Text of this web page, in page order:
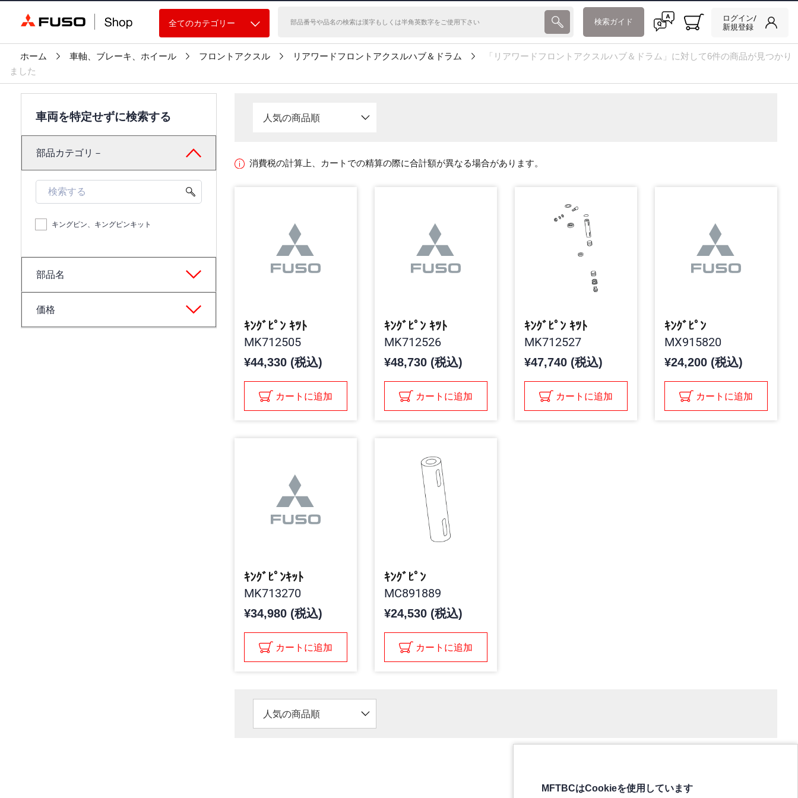
全てのカテゴリー 検索ガイド
ログイン/
新規登録
ホーム 車軸、ブレーキ、ホイール フロントアクスル リアワードフロントアクスルハブ＆ドラム
「リアワードフロントアクスルハブ＆ドラム」に対して6件の商品が見つかり
ました
車両を特定せずに検索する
部品カテゴリ－
キングピン、キングピンキット
部品名
価格
人気の商品順
消費税の計算上、カートでの精算の際に合計額が異なる場合があります。
ｷﾝｸﾞﾋﾟﾝ ｷﾂﾄ
MK712505
¥44,330 (税込)
カートに追加
ｷﾝｸﾞﾋﾟﾝ ｷﾂﾄ
MK712526
¥48,730 (税込)
カートに追加
ｷﾝｸﾞﾋﾟﾝ ｷﾂﾄ
MK712527
¥47,740 (税込)
カートに追加
ｷﾝｸﾞﾋﾟﾝ
MX915820
¥24,200 (税込)
カートに追加
ｷﾝｸﾞﾋﾟﾝｷｯﾄ
MK713270
¥34,980 (税込)
カートに追加
ｷﾝｸﾞﾋﾟﾝ
MC891889
¥24,530 (税込)
カートに追加
人気の商品順
MFTBCはCookieを使用しています